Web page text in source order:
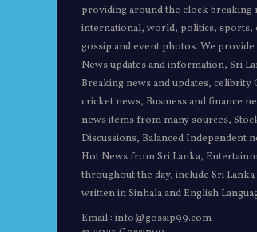
providing around the clock breaking
international, world, politics, sports,
gossip and event photos. We
News updates and information, Sri
Breaking news and updates, celibrity
cricket news, Business and finance
news items from many sources,
Discussions, Balanced Independent
Hot News from Sri Lanka,
throughout the day, include Sri
written in Sinhala and English
Email : info@gossip99.com